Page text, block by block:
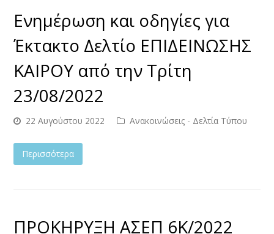
Ενημέρωση και οδηγίες για
Έκτακτο Δελτίο ΕΠΙΔΕΙΝΩΣΗΣ
ΚΑΙΡΟΥ από την Τρίτη
23/08/2022
22 Αυγούστου 2022 Ανακοινώσεις - Δελτία Τύπου
Περισσότερα
ΠΡΟΚΗΡΥΞΗ ΑΣΕΠ 6Κ/2022